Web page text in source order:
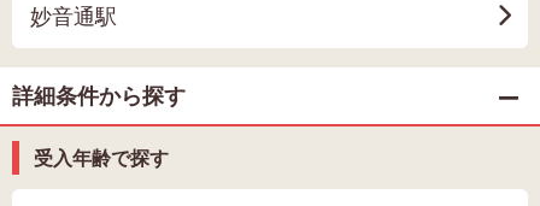
妙音通駅
詳細条件から探す
受入年齢で探す